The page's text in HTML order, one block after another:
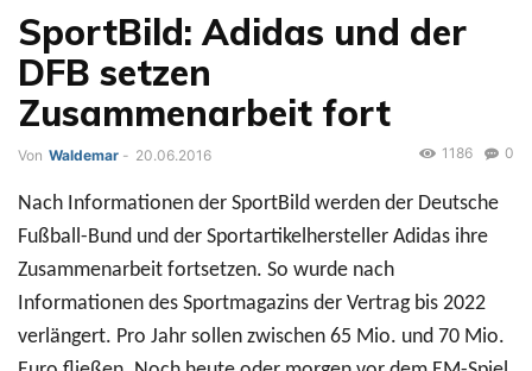
SportBild: Adidas und der
DFB setzen
Zusammenarbeit fort
Von Waldemar - 20.06.2016 0
1186
Nach Informationen der SportBild werden der Deutsche
Fußball-Bund und der Sportartikelhersteller Adidas ihre
Zusammenarbeit fortsetzen. So wurde nach
Informationen des Sportmagazins der Vertrag bis 2022
verlängert. Pro Jahr sollen zwischen 65 Mio. und 70 Mio.